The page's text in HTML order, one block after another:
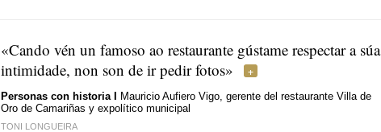
«Cando vén un famoso ao restaurante gústame respectar a súa
intimidade, non son de ir pedir fotos»
Personas con historia I Mauricio Aufiero Vigo, gerente del restaurante Villa de
Oro de Camariñas y expolítico municipal
TONI LONGUEIRA